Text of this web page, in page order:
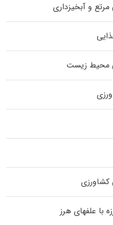
و آبخیزداری
محیط زیست
کشاورزی
با علفهای هرز